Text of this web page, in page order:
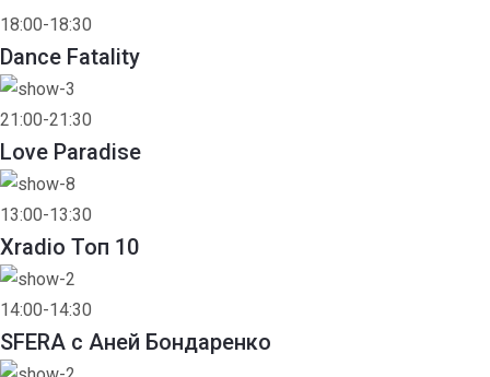
18:00-18:30
Dance Fatality
21:00-21:30
Love Paradise
13:00-13:30
Xradio Топ 10
14:00-14:30
SFERA с Аней Бондаренко